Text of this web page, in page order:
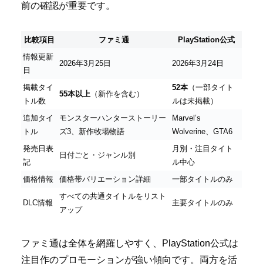
前の確認が重要です。
比較項目 ファミ通
PlayStation公式
情報更新
日
2026年3月25日 2026年3月24日
掲載タイ
トル数
55本以上 （新作を含む）
52本 （一部タイト
ルは未掲載）
追加タイ
トル
モンスターハンターストーリー
ズ3、新作牧場物語
Marvel’s
Wolverine、GTA6
発売日表
記
日付ごと・ジャンル別
月別・注目タイト
ル中心
価格情報
価格帯バリエーション詳細 一部タイトルのみ
DLC情報
すべての共通タイトルをリスト
アップ
主要タイトルのみ
ファミ通は全体を網羅しやすく、PlayStation公式は
注目作のプロモーションが強い傾向です。両方を活